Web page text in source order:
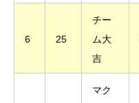
6 25
チー
ム大
吉
マク